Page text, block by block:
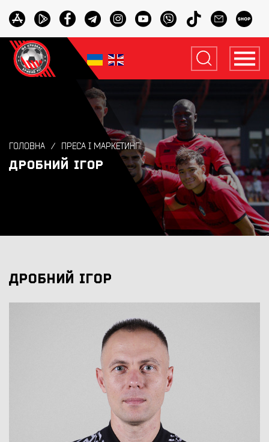
ГОЛОВНА ПРЕСА І МАРКЕТИНГ
ДРОБНИЙ ІГОР
ДРОБНИЙ ІГОР